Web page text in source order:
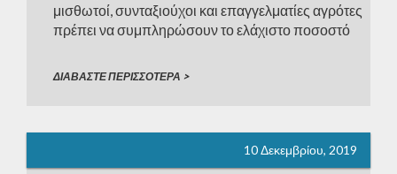
μισθωτοί, συνταξιούχοι και επαγγελματίες αγρότες
πρέπει να συμπληρώσουν το ελάχιστο ποσοστό
έκπτωση φόρου που κυμαίνεται από 1.900 έως
ΔΙΑΒΑΣΤΕ ΠΕΡΙΣΣΟΤΕΡΑ >
10 Δεκεμβρίου, 2019